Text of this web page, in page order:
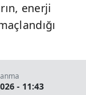
enerji
- 11:43